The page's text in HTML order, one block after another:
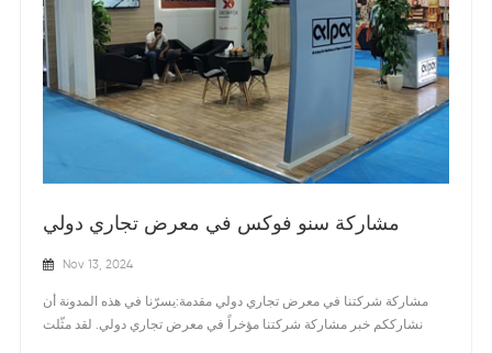
مشاركة سنو فوكس في معرض تجاري دولي
Nov 13, 2024
مشاركة شركتنا في معرض تجاري دولي مقدمة:يسرّنا في هذه المدونة أن
نشارككم خبر مشاركة شركتنا مؤخراً في معرض تجاري دولي. لقد مثّلت